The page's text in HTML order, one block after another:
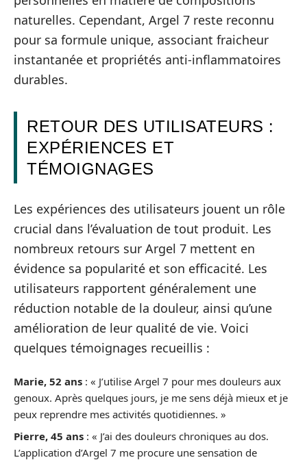
naturelles. Cependant, Argel 7 reste reconnu
pour sa formule unique, associant fraicheur
instantanée et propriétés anti-inflammatoires
durables.
RETOUR DES UTILISATEURS :
EXPÉRIENCES ET
TÉMOIGNAGES
Les expériences des utilisateurs jouent un rôle
crucial dans l’évaluation de tout produit. Les
nombreux retours sur Argel 7 mettent en
évidence sa popularité et son efficacité. Les
utilisateurs rapportent généralement une
réduction notable de la douleur, ainsi qu’une
amélioration de leur qualité de vie. Voici
quelques témoignages recueillis :
Marie, 52 ans : « J’utilise Argel 7 pour mes douleurs aux
genoux. Après quelques jours, je me sens déjà mieux et je
peux reprendre mes activités quotidiennes. »
Pierre, 45 ans : « J’ai des douleurs chroniques au dos.
L’application d’Argel 7 me procure une sensation de